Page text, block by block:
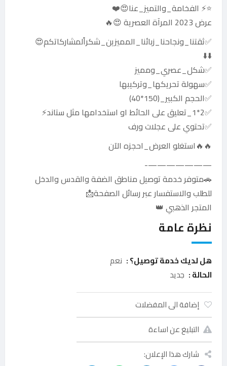
⭐️⚡️ الفخامة_والتميز_عنا😍❤️
عرض 2023 المرآة العصرية 😍🔥
✅ثقتنا_ونجاحنا_زبائنا_المميزين_شكراًلمشاركاتكم😍
⬇️⬇️
✅شكل_عصري_ومميز
✅سهولة تحريكها_وتركيبها
✅الحجم الكبير_(150*40)
✅2*1_تعليق على الحائط او استخدامها مثل ستاند⚡️
✅تحتوي على عجلات ورف
🔥🔥استغلو العرض_احجزه الآن
———————-
🚗متوفر خدمة توصيل مناطق الضفة والقدس والدخل
للطلب والاستفسار عبر رسائل الصفحة📩
المتجر الذهبي 👑
نظرة عامة
هل لديك خدمة توصيل؟ : نعم
الحالة : جديد
إضافة الى المفضلات
التبليغ عن اساءة
شارك هذا الإعلان: